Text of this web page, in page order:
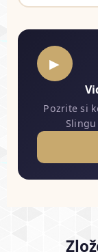
▶
Pozrite si